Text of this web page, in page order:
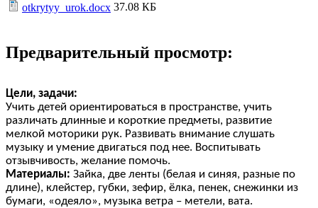
otkrytyy_urok.docx 37.08 КБ
Предварительный просмотр:
Цели, задачи:
Учить детей ориентироваться в пространстве, учить
различать длинные и короткие предметы, развитие
мелкой моторики рук. Развивать внимание слушать
музыку и умение двигаться под нее. Воспитывать
отзывчивость, желание помочь.
Материалы: Зайка, две ленты (белая и синяя, разные по
длине), клейстер, губки, зефир, ёлка, пенек, снежинки из
бумаги, «одеяло», музыка ветра – метели, вата.